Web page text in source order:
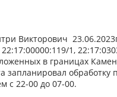
Викторович
1,
в границах
запланировал
с 22-00 до 07-00.